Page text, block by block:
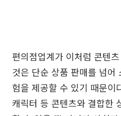
편의점업계가 이처럼 콘텐
것은 단순 상품 판매를 넘어
험을 제공할 수 있기 때문이
캐릭터 등 콘텐츠와 결합한